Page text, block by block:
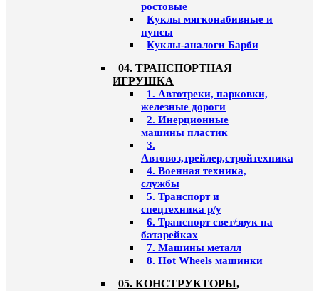
ростовые
Куклы мягконабивные и
пупсы
Куклы-аналоги Барби
04. ТРАНСПОРТНАЯ
ИГРУШКА
1. Автотреки, парковки,
железные дороги
2. Инерционные
машины пластик
3.
Автовоз,трейлер,стройтехника
4. Военная техника,
службы
5. Транспорт и
спецтехника р/у
6. Транспорт свет/звук на
батарейках
7. Машины металл
8. Hot Wheels машинки
05. КОНСТРУКТОРЫ,